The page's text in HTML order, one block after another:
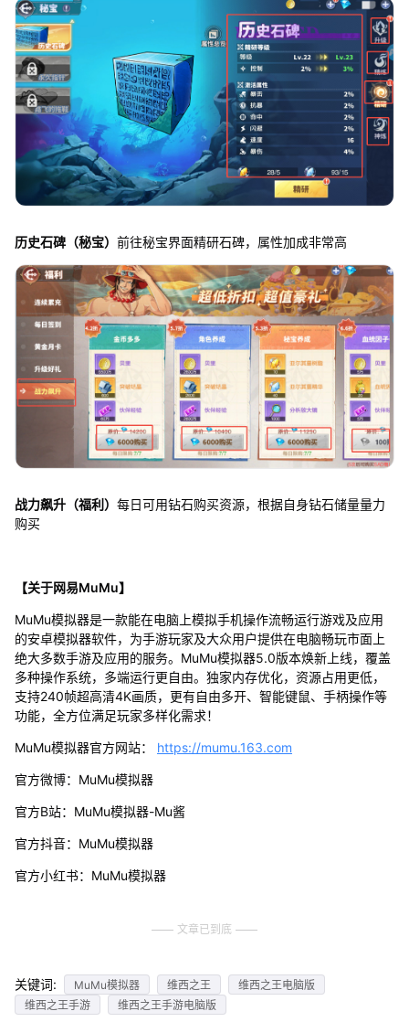
历史石碑（秘宝） 前往秘宝界面精研石碑，属性加成非常高
战力飙升（福利） 每日可用钻石购买资源，根据自身钻石储量量力
购买
【关于网易MuMu】
MuMu模拟器是一款能在电脑上模拟手机操作流畅运行游戏及应用
的安卓模拟器软件，为手游玩家及大众用户提供在电脑畅玩市面上
绝大多数手游及应用的服务。MuMu模拟器5.0版本焕新上线，覆盖
多种操作系统，多端运行更自由。独家内存优化，资源占用更低，
支持240帧超高清4K画质，更有自由多开、智能键鼠、手柄操作等
功能，全方位满足玩家多样化需求！
MuMu模拟器官方网站： https://mumu.163.com
官方微博：MuMu模拟器
官方B站：MuMu模拟器-Mu酱
官方抖音：MuMu模拟器
官方小红书：MuMu模拟器
文章已到底
关键词: MuMu模拟器 维西之王
维西之王电脑版
维西之王手游
维西之王手游电脑版